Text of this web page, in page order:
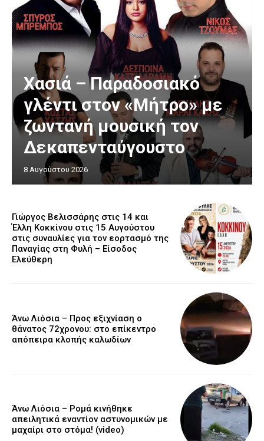
Χασιά – Παραδοσιακό
γλέντι στον «Μήτρο» με
ζωντανή μουσική τον
Δεκαπενταύγουστο
8 Αυγούστου 2026
Γιώργος Βελισσάρης στις 14 και
Έλλη Κοκκίνου στις 15 Αυγούστου
στις συναυλίες για τον εορτασμό της
Παναγίας στη Φυλή – Είσοδος
Ελεύθερη
Άνω Λιόσια – Προς εξιχνίαση ο
θάνατος 72χρονου: στο επίκεντρο
απόπειρα κλοπής καλωδίων
Άνω Λιόσια – Ρομά κινήθηκε
απειλητικά εναντίον αστυνομικών με
μαχαίρι στο στόμα! (video)